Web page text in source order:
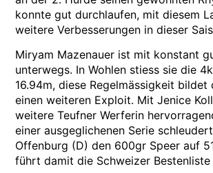
konnte gut durchlaufen, mit diesem
weitere Verbesserungen in dieser
Miryam Mazenauer ist mit konstant
unterwegs. In Wohlen stiess sie die
16.94m, diese Regelmässigkeit bildet
einen weiteren Exploit. Mit Jenice
weitere Teufner Werferin
einer ausgeglichenen Serie
Offenburg (D) den 600gr Speer auf
führt damit die Schweizer Bestenliste